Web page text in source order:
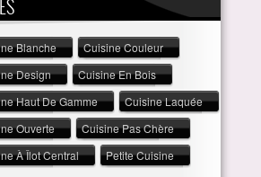
Blanche
Cuisine Couleur
Design
Cuisine En Bois
Haut De Gamme
Cuisine Laquée
Ouverte
Cuisine Pas Chère
À Îlot Central
Petite Cuisine